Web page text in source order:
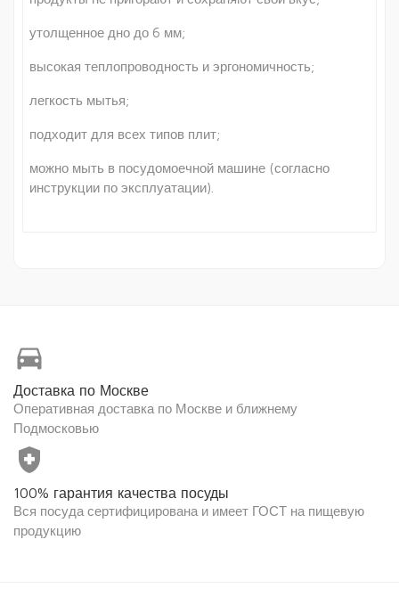
утолщенное дно до 6 мм;
высокая теплопроводность и эргономичность;
легкость мытья;
подходит для всех типов плит;
можно мыть в посудомоечной машине (согласно
инструкции по эксплуатации).
directions_car
Доставка по Москве
Оперативная доставка по Москве и ближнему
Подмосковью
health_and_safety
100% гарантия качества посуды
Вся посуда сертифицирована и имеет ГОСТ на пищевую
продукцию